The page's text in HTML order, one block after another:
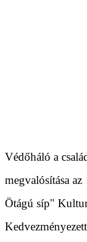
Védőháló a
megvalósítása az
Ötágú síp"